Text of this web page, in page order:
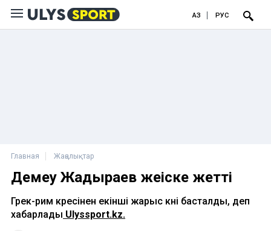
ҚАЗ РУС
Главная Жаңалықтар
Демеу Жадыраев жеңіске жетті
Грек-рим күресінен екінші жарыс күні басталды, деп
хабарлады Ulyssport.kz.